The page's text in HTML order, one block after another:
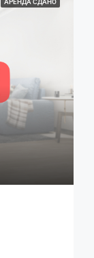
АРЕНДА СДАНО